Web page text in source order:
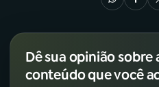
Dê sua opinião sobre
conteúdo que você